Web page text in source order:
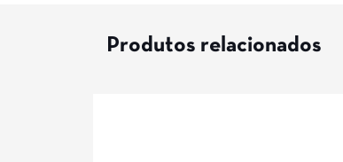
Produtos relacionados